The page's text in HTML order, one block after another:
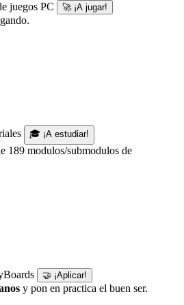
🚀 ¡A jugar!
🎓 ¡A estudiar!
189 modulos/submodulos de
🤝 ¡Aplicar!
y pon en practica el buen ser.